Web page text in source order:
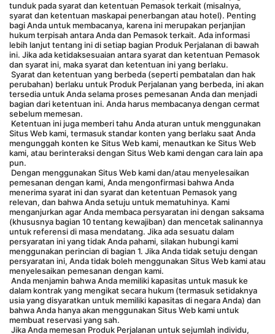
tunduk pada syarat dan ketentuan Pemasok terkait (misalnya,
syarat dan ketentuan maskapai penerbangan atau hotel). Penting
bagi Anda untuk membacanya, karena ini merupakan perjanjian
hukum terpisah antara Anda dan Pemasok terkait. Ada informasi
lebih lanjut tentang ini di setiap bagian Produk Perjalanan di bawah
ini. Jika ada ketidaksesuaian antara syarat dan ketentuan Pemasok
dan syarat ini, maka syarat dan ketentuan ini yang berlaku.
perubahan) berlaku untuk Produk Perjalanan yang berbeda, ini akan
tersedia untuk Anda selama proses pemesanan Anda dan menjadi
bagian dari ketentuan ini. Anda harus membacanya dengan cermat
sebelum memesan.
Situs Web kami, termasuk standar konten yang berlaku saat Anda
mengunggah konten ke Situs Web kami, menautkan ke Situs Web
kami, atau berinteraksi dengan Situs Web kami dengan cara lain apa
pun.
pemesanan dengan kami, Anda mengonfirmasi bahwa Anda
menerima syarat ini dan syarat dan ketentuan Pemasok yang
relevan, dan bahwa Anda setuju untuk mematuhinya. Kami
menganjurkan agar Anda membaca persyaratan ini dengan saksama
(khususnya bagian 10 tentang kewajiban) dan mencetak salinannya
untuk referensi di masa mendatang. Jika ada sesuatu dalam
persyaratan ini yang tidak Anda pahami, silakan hubungi kami
menggunakan perincian di bagian 1. Jika Anda tidak setuju dengan
persyaratan ini, Anda tidak boleh menggunakan Situs Web kami atau
menyelesaikan pemesanan dengan kami.
dalam kontrak yang mengikat secara hukum (termasuk setidaknya
usia yang disyaratkan untuk memiliki kapasitas di negara Anda) dan
bahwa Anda hanya akan menggunakan Situs Web kami untuk
membuat reservasi yang sah.